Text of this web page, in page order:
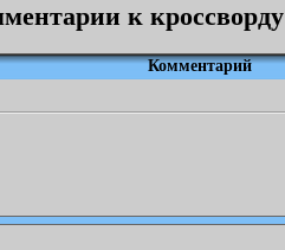
к кроссворду
Комментарий